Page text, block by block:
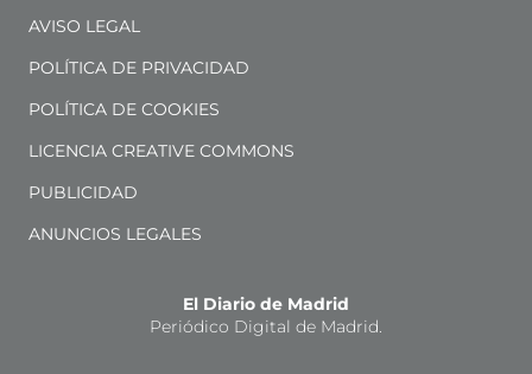
AVISO LEGAL
POLÍTICA DE PRIVACIDAD
POLÍTICA DE COOKIES
LICENCIA CREATIVE COMMONS
PUBLICIDAD
ANUNCIOS LEGALES
El Diario de Madrid
Periódico Digital de Madrid.